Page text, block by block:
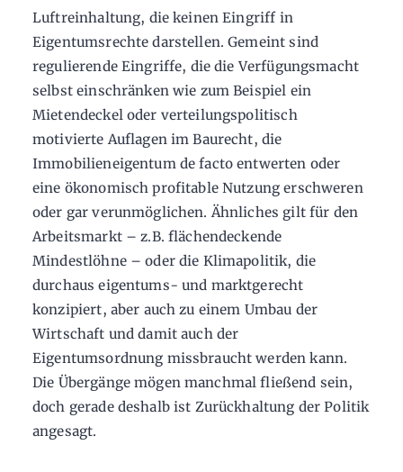
Luftreinhaltung, die keinen Eingriff in
Eigentumsrechte darstellen. Gemeint sind
regulierende Eingriffe, die die Verfügungsmacht
selbst einschränken wie zum Beispiel ein
Mietendeckel oder verteilungspolitisch
motivierte Auflagen im Baurecht, die
Immobilieneigentum de facto entwerten oder
eine ökonomisch profitable Nutzung erschweren
oder gar verunmöglichen. Ähnliches gilt für den
Arbeitsmarkt – z.B. flächendeckende
Mindestlöhne – oder die Klimapolitik, die
durchaus eigentums- und marktgerecht
konzipiert, aber auch zu einem Umbau der
Wirtschaft und damit auch der
Eigentumsordnung missbraucht werden kann.
Die Übergänge mögen manchmal fließend sein,
doch gerade deshalb ist Zurückhaltung der Politik
angesagt.